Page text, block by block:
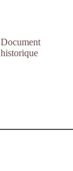
Document
historique